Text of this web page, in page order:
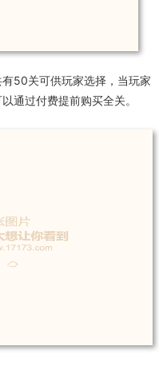
50关可供玩家选择，当玩家
通过付费提前购买全关。